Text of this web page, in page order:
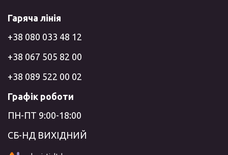
Гаряча лінія
+38 080 033 48 12
+38 067 505 82 00
+38 089 522 00 02
Графік роботи
ПН-ПТ 9:00-18:00
СБ-НД ВИХІДНИЙ